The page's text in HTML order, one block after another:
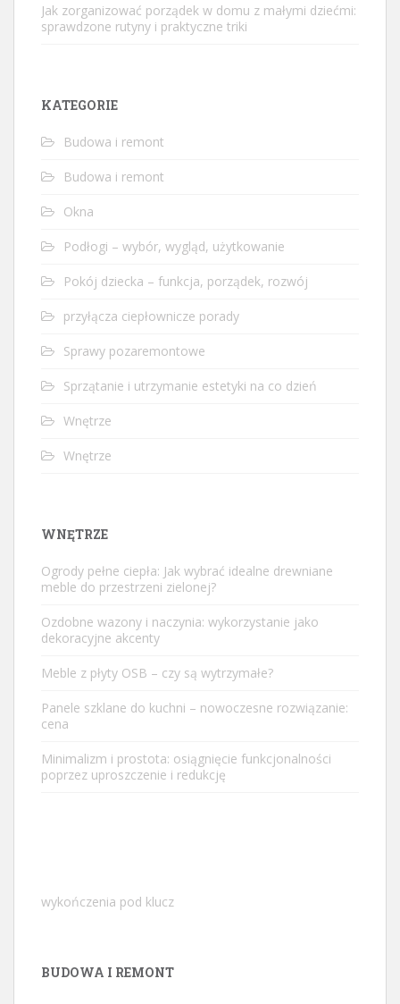
Jak zorganizować porządek w domu z małymi dziećmi:
sprawdzone rutyny i praktyczne triki
KATEGORIE
Budowa i remont
Budowa i remont
Okna
Podłogi – wybór, wygląd, użytkowanie
Pokój dziecka – funkcja, porządek, rozwój
przyłącza ciepłownicze porady
Sprawy pozaremontowe
Sprzątanie i utrzymanie estetyki na co dzień
Wnętrze
Wnętrze
WNĘTRZE
Ogrody pełne ciepła: Jak wybrać idealne drewniane
meble do przestrzeni zielonej?
Ozdobne wazony i naczynia: wykorzystanie jako
dekoracyjne akcenty
Meble z płyty OSB – czy są wytrzymałe?
Panele szklane do kuchni – nowoczesne rozwiązanie:
cena
Minimalizm i prostota: osiągnięcie funkcjonalności
poprzez uproszczenie i redukcję
wykończenia pod klucz
BUDOWA I REMONT